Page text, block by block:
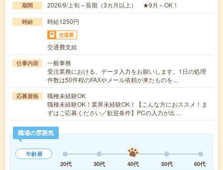
期間 2026/9/上旬～長期（3カ月以上） ★9月～OK！
時給 時給1250円
交通費
交通費支給
仕事内容
一般事務
受注業務における、データ入力をお願いします。1日の処理
件数は50件程のFAXやメール依頼が来たものを…
応募資格
職種未経験OK
職種未経験OK！業界未経験OK！【こんな方におススメ！ま
ずはご応募ください／歓迎条件】PCの入力が出…
職場の雰囲気
年齢層
20代
30代 40代 50代 60代